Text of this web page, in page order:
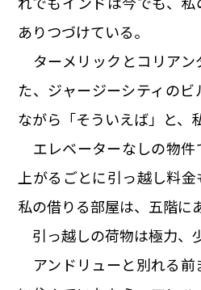
ありつづけている。
ターメリックとコリアン
た、ジャージーシティの
ながら「そういえば」と、
エレベーターなしの物件
上がるごとに引っ越し料金
私の借りる部屋は、五階に
引っ越しの荷物は極力、
アンドリューと別れる前